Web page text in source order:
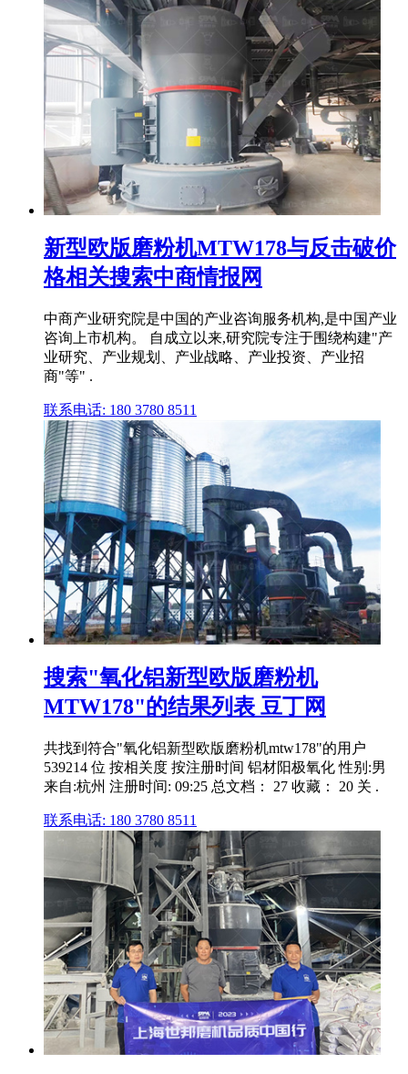
新型欧版磨粉机MTW178与反击破价
格相关搜索中商情报网
中商产业研究院是中国的产业咨询服务机构,是中国产业
咨询上市机构。 自成立以来,研究院专注于围绕构建"产
业研究、产业规划、产业战略、产业投资、产业招
商"等" .
联系电话: 180 3780 8511
搜索"氧化铝新型欧版磨粉机
MTW178"的结果列表 豆丁网
共找到符合"氧化铝新型欧版磨粉机mtw178"的用户
539214 位 按相关度 按注册时间 铝材阳极氧化 性别:男
来自:杭州 注册时间: 09:25 总文档： 27 收藏： 20 关 .
联系电话: 180 3780 8511